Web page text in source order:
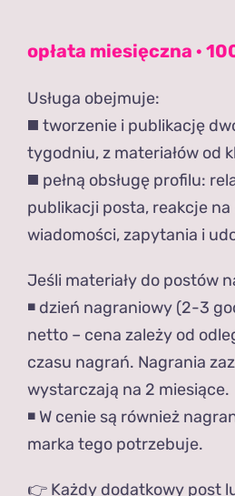
opłata miesięczna ·
Usługa obejmuje:
◼️ tworzenie i publikację
tygodniu, z materiałów od
◼️ pełną obsługę profilu:
publikacji posta, reakcje
wiadomości, zapytania i
Jeśli materiały do postów
◾️ dzień nagraniowy (2-3
netto – cena zależy od
czasu nagrań. Nagrania
wystarczają na 2 miesiące.
◾️ W cenie są również
marka tego potrzebuje.
👉 Każdy dodatkowy post